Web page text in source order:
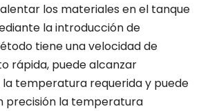
los materiales en el tanque
la introducción de
tiene una velocidad de
rápida, puede alcanzar
temperatura requerida y puede
precisión la temperatura